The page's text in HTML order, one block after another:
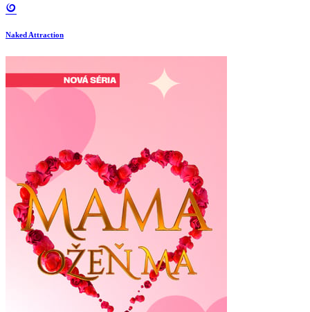
Naked Attraction